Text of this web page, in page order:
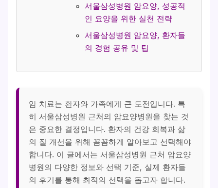
서울삼성병원 암요양, 성공적
인 요양을 위한 실천 전략
서울삼성병원 암요양, 환자들
의 경험 공유 및 팁
암 치료는 환자와 가족에게 큰 도전입니다. 특
히 서울삼성병원 근처의 암요양병원을 찾는 것
은 중요한 결정입니다. 환자의 건강 회복과 삶
의 질 개선을 위해 꼼꼼하게 알아보고 선택해야
합니다. 이 글에서는 서울삼성병원 근처 암요양
병원의 다양한 정보와 선택 기준, 실제 환자들
의 후기를 통해 최적의 선택을 돕고자 합니다.